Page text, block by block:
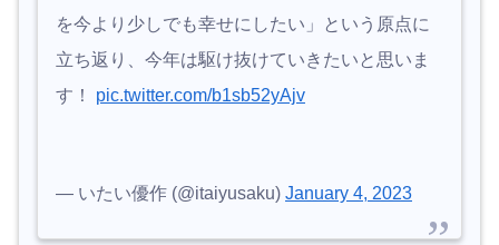
を今より少しでも幸せにしたい」という原点に
立ち返り、今年は駆け抜けていきたいと思いま
す！ pic.twitter.com/b1sb52yAjv
— いたい優作 (@itaiyusaku) January 4, 2023